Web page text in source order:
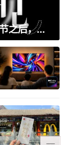
6大品牌手机无障碍横评：深入细节之后，似乎只有苹果能挺住？｜ 看见2026